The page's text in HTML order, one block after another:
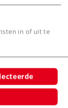
in of uit te